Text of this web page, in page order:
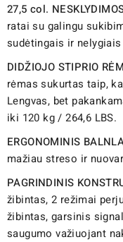
27,5 col.
ratai su galingu
sudėtingais ir
DIDŽIOJO STIPRIO
rėmas sukurtas taip,
Lengvas, bet
iki 120 kg / 264,6 LBS.
ERGONOMINIS
mažiau streso ir
PAGRINDINIS
žibintas, 2 režimai
žibintas, garsinis
saugumo važiuojant